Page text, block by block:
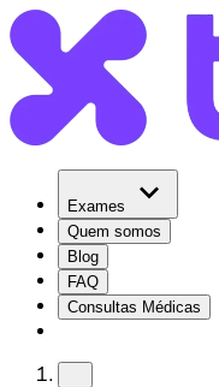
Exames
Quem somos
Blog
FAQ
Consultas Médicas